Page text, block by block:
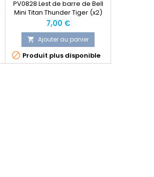
PV0828 Lest de barre de Bell
Mini Titan Thunder Tiger (x2)
Prix
7,00 €
 Ajouter au panier
 Produit plus disponible